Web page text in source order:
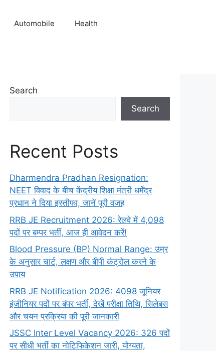
Automobile Health
Search
Search
Recent Posts
Dharmendra Pradhan Resignation:
NEET विवाद के बीच केंद्रीय शिक्षा मंत्री धर्मेंद्र
प्रधान ने दिया इस्तीफा, जानें पूरी वजह
RRB JE Recruitment 2026: रेलवे में 4,098
पदों पर बम्पर भर्ती, आज ही आवेदन करें!
Blood Pressure (BP) Normal Range: उम्र
के अनुसार चार्ट, लक्षण और बीपी कंट्रोल करने के
उपाय
RRB JE Notification 2026: 4098 जूनियर
इंजीनियर पदों पर बंपर भर्ती, देखें परीक्षा तिथि, सिलेबस
और चयन प्रक्रिया की पूरी जानकारी
JSSC Inter Level Vacancy 2026: 326 पदों
पर सीधी भर्ती का नोटिफिकेशन जारी, योग्यता,